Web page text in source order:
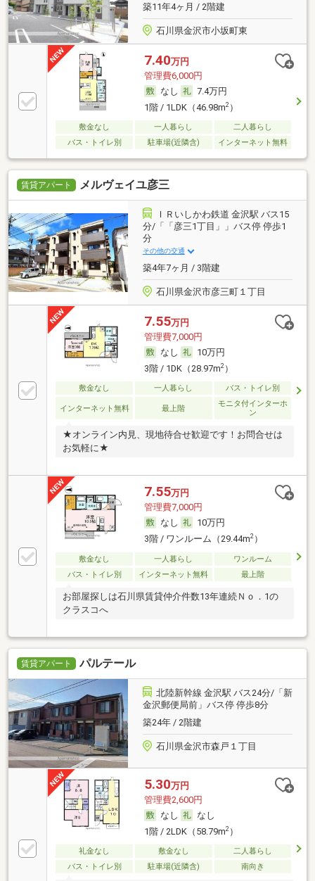
築11年4ヶ月 / 2階建
石川県金沢市小坂町東
7.40万円
管理費6,000円
なし
7.4万円
1階 / 1LDK（46.98m2）
敷金なし 一人暮らし
二人暮らし
バス・トイレ別
駐車場(近隣含) インターネット無料
賃貸アパート メルヴェイユ彦三
ＩＲいしかわ鉄道 金沢駅 バス15
分/「「彦三1丁目」」バス停 停歩1
分
その他の交通
築4年7ヶ月 / 3階建
石川県金沢市彦三町１丁目
7.55万円
管理費7,000円
なし
10万円
3階 / 1DK（28.97m2）
敷金なし 一人暮らし バス・トイレ別
インターネット無料 最上階
モニタ付インターホ
ン
★オンライン内見、現地待合せ歓迎です！お問合せは
お気軽に★
7.55万円
管理費7,000円
なし
10万円
3階 / ワンルーム（29.44m2）
敷金なし 一人暮らし
ワンルーム
バス・トイレ別
インターネット無料 最上階
お部屋探しは石川県賃貸仲介件数13年連続Ｎｏ．1の
クラスコへ
賃貸アパート パルテール
北陸新幹線 金沢駅 バス24分/「新
金沢郵便局前」バス停 停歩8分
築24年 / 2階建
石川県金沢市森戸１丁目
5.30万円
管理費2,600円
なし
なし
1階 / 2LDK（58.79m2）
礼金なし 敷金なし
二人暮らし
バス・トイレ別
駐車場(近隣含) 南向き